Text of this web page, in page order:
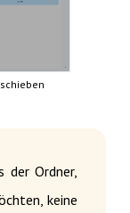
der Ordner,
keine